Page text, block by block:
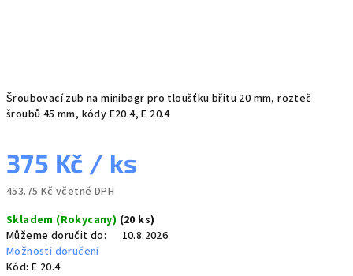
Šroubovací zub na minibagr pro tloušťku břitu 20 mm, rozteč
šroubů 45 mm, kódy E20.4, E 20.4
375 Kč / ks
453.75 Kč včetně DPH
cena:
Skladem (Rokycany) (20 ks)
Můžeme doručit do:
10.8.2026
Možnosti doručení
Kód: E 20.4